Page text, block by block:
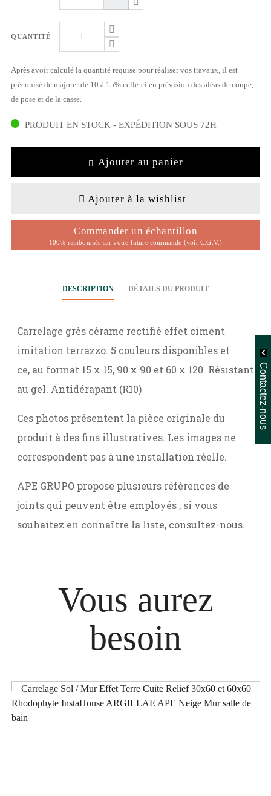
QUANTITÉ
Après avoir calculé la quantité requise pour réaliser vos travaux, il est
préconisé de majorer de 10 à 15% celle-ci en prévision des aléas de coupe,
de pose et de la casse.
PRODUIT EN STOCK - EXPÉDITION SOUS 72H
Ajouter au panier
Ajouter à la wishlist
Commander un échantillon
100% remboursés sur votre future commande (voir C.G.V.)
DESCRIPTION DÉTAILS DU PRODUIT
Carrelage grès cérame rectifié effet ciment
imitation terrazzo. 5 couleurs disponibles et
ce, au format 15 x 15, 90 x 90 et 60 x 120. Résistant
au gel. Antidérapant (R10)
Ces photos présentent la pièce originale du
produit à des fins illustratives. Les images ne
correspondent pas à une installation réelle.
APE GRUPO propose plusieurs références de
joints qui peuvent être employés ; si vous
souhaitez en connaître la liste, consultez-nous.
Vous aurez
besoin
Contactez-nous